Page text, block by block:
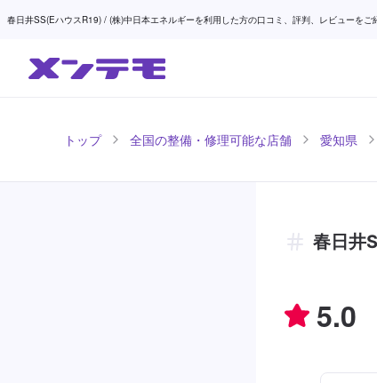
春日井SS(EハウスR19) / (株)中日本エネルギーを利用した方の口コミ、評判、レビューをご
トップ 全国の整備・修理可能な店舗 愛知県
春日井
5.0